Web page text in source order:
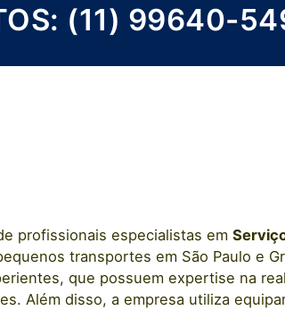
(11) 99640-
profissionais especialistas em
transportes em São Paulo e
que possuem expertise na
Além disso, a empresa utiliza